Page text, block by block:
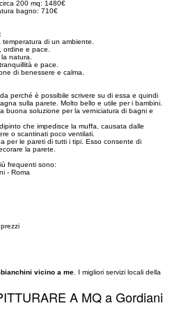
200 mq: 1480€
bagno: 710€
:
di un ambiente.
e pace.
natura.
e pace.
di benessere e calma.
perché è possibile scrivere su di essa e quindi
sulla parete. Molto bello e utile per i bambini.
buona soluzione per la verniciatura di bagni e
che impedisce la muffa, causata dalle
o scantinati poco ventilati.
per le pareti di tutti i tipi. Esso consente di
la parete.
frequenti sono:
- Roma
vicino a me . I migliori servizi locali della
A MQ a Gordiani